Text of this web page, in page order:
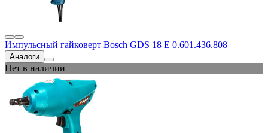
Импульсный гайковерт Bosch GDS 18 E 0.601.436.808
Аналоги
Нет в наличии